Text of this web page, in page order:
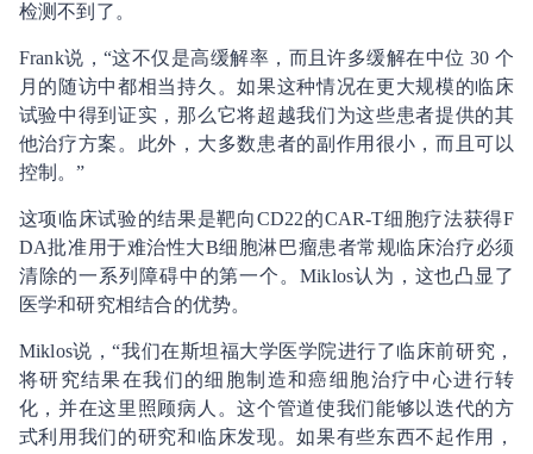
检测不到了。
Frank说，“这不仅是高缓解率，而且许多缓解在中位 30 个
月的随访中都相当持久。如果这种情况在更大规模的临床
试验中得到证实，那么它将超越我们为这些患者提供的其
他治疗方案。此外，大多数患者的副作用很小，而且可以
控制。”
这项临床试验的结果是靶向CD22的CAR-T细胞疗法获得F
DA批准用于难治性大B细胞淋巴瘤患者常规临床治疗必须
清除的一系列障碍中的第一个。Miklos认为，这也凸显了
医学和研究相结合的优势。
Miklos说，“我们在斯坦福大学医学院进行了临床前研究，
将研究结果在我们的细胞制造和癌细胞治疗中心进行转
化，并在这里照顾病人。这个管道使我们能够以迭代的方
式利用我们的研究和临床发现。如果有些东西不起作用，